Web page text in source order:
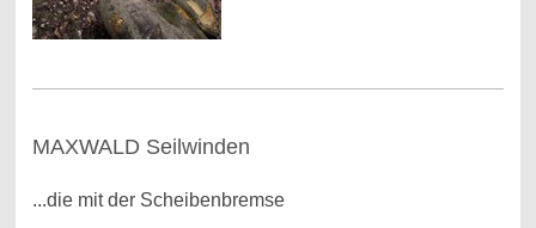
MAXWALD Seilwinden
...die mit der Scheibenbremse